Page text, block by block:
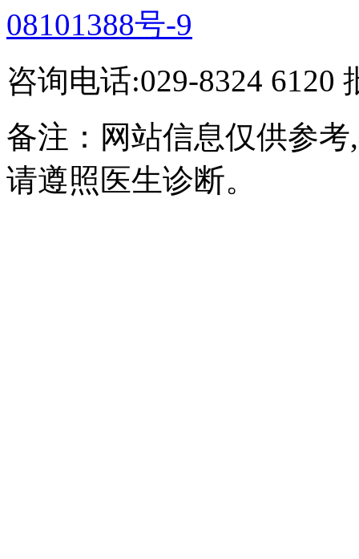
08101388号-9
咨询电话:029-8324 6120
备注：网站信息仅供参
请遵照医生诊断。